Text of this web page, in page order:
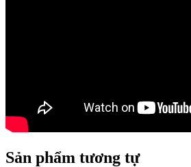
Sản phẩm tương tự